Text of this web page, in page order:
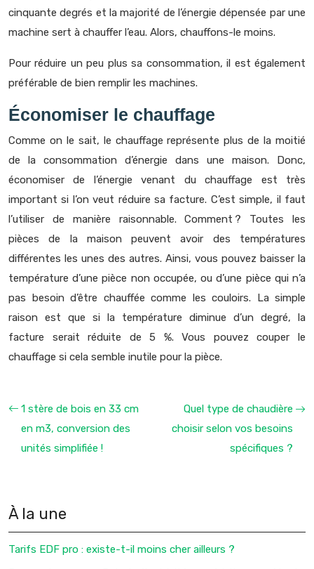
cinquante degrés et la majorité de l’énergie dépensée par une
machine sert à chauffer l’eau. Alors, chauffons-le moins.
Pour réduire un peu plus sa consommation, il est également
préférable de bien remplir les machines.
Économiser le chauffage
Comme on le sait, le chauffage représente plus de la moitié
de la consommation d’énergie dans une maison. Donc,
économiser de l’énergie venant du chauffage est très
important si l’on veut réduire sa facture. C’est simple, il faut
l’utiliser de manière raisonnable. Comment ? Toutes les
pièces de la maison peuvent avoir des températures
différentes les unes des autres. Ainsi, vous pouvez baisser la
température d’une pièce non occupée, ou d’une pièce qui n’a
pas besoin d’être chauffée comme les couloirs. La simple
raison est que si la température diminue d’un degré, la
facture serait réduite de 5 %. Vous pouvez couper le
chauffage si cela semble inutile pour la pièce.
1 stère de bois en 33 cm
en m3, conversion des
unités simplifiée !
Quel type de chaudière
choisir selon vos besoins
spécifiques ?
À la une
Tarifs EDF pro : existe-t-il moins cher ailleurs ?